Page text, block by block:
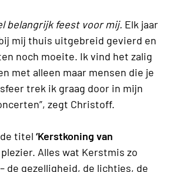
belangrijk feest voor mij. Elk jaar
mij thuis uitgebreid gevierd en
noch moeite. Ik vind het zalig
met alleen maar mensen die je
trek ik graag door in mijn
zegt Christoff.
titel ‘Kerstkoning van
Alles wat Kerstmis zo
de gezelligheid, de lichtjes, de